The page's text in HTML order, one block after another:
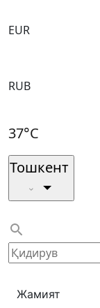
EUR
RUB
37°C
Тошкент
Жамият